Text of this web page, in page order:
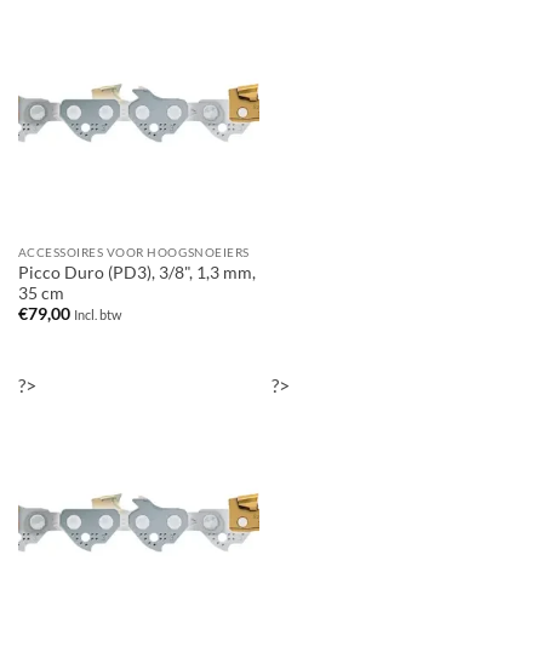
ACCESSOIRES VOOR HOOGSNOEIERS
Picco Duro (PD3), 3/8", 1,3 mm,
35 cm
€79,00 Incl. btw
?> ?>